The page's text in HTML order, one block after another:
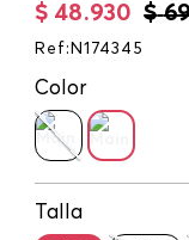
$
$ 48.930
Ref : N174345
Color
Talla